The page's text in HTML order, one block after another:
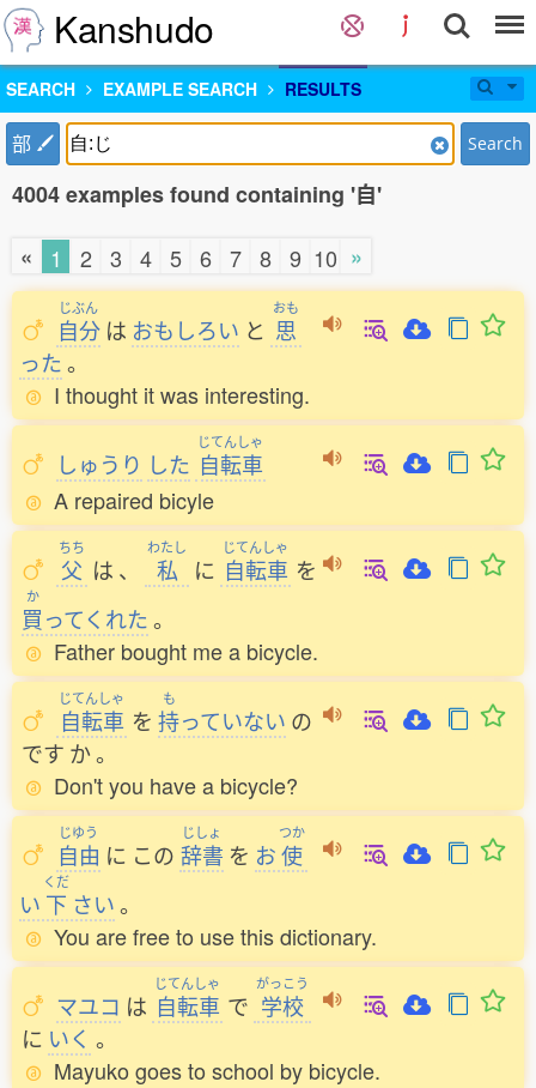
Kanshudo
SEARCH EXAMPLE SEARCH RESULTS
部 Search
4004 examples found containing '自'
« 1 2 3 4 5 6 7 8 9 10 »
じぶん
自分 は おもしろい と
おも
思
った。
I thought it was interesting.
しゅうり した
じてんしゃ
自転車
A repaired bicyle
ちち
父 は 、
わたし
私 に
じてんしゃ
自転車 を
か
買ってくれた。
Father bought me a bicycle.
じてんしゃ
自転車 を
も
持っていない の
です か。
Don't you have a bicycle?
じゆう
自由 に この
じしょ
辞書 を お
つか
使
い
くだ
下 さい。
You are free to use this dictionary.
マユコ は
じてんしゃ
自転車 で
がっこう
学校
に いく 。
Mayuko goes to school by bicycle.